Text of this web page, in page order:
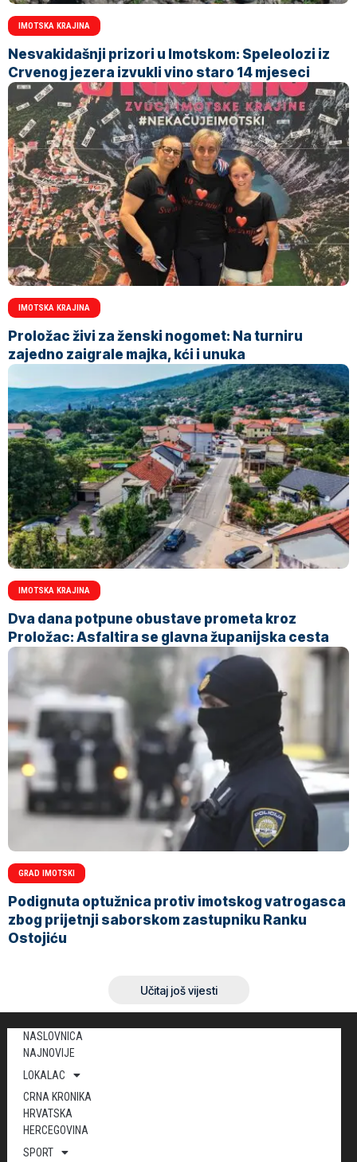
IMOTSKA KRAJINA
Nesvakidašnji prizori u Imotskom: Speleolozi iz
Crvenog jezera izvukli vino staro 14 mjeseci
IMOTSKA KRAJINA
Proložac živi za ženski nogomet: Na turniru
zajedno zaigrale majka, kći i unuka
IMOTSKA KRAJINA
Dva dana potpune obustave prometa kroz
Proložac: Asfaltira se glavna županijska cesta
GRAD IMOTSKI
Podignuta optužnica protiv imotskog vatrogasca
zbog prijetnji saborskom zastupniku Ranku
Ostojiću
Učitaj još vijesti
NASLOVNICA
NAJNOVIJE
LOKALAC
CRNA KRONIKA
HRVATSKA
HERCEGOVINA
SPORT